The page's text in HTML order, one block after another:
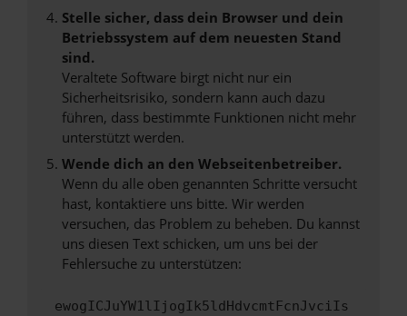
Stelle sicher, dass dein Browser und dein
Betriebssystem auf dem neuesten Stand
sind.
Veraltete Software birgt nicht nur ein
Sicherheitsrisiko, sondern kann auch dazu
führen, dass bestimmte Funktionen nicht mehr
unterstützt werden.
Wende dich an den Webseitenbetreiber.
Wenn du alle oben genannten Schritte versucht
hast, kontaktiere uns bitte. Wir werden
versuchen, das Problem zu beheben. Du kannst
uns diesen Text schicken, um uns bei der
Fehlersuche zu unterstützen:
ewogICJuYW1lIjogIk5ldHdvcmtFcnJvciIs